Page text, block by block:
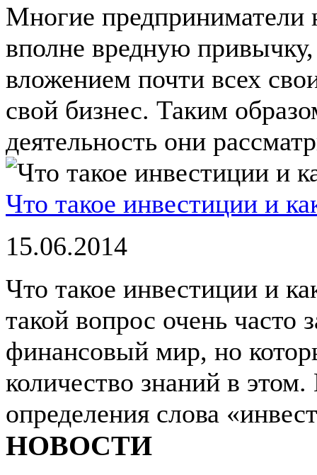
Многие предприниматели
вполне вредную привычку,
вложением почти всех
свой бизнес. Таким
деятельность они
Что такое инвестиции и
15.06.2014
Что такое инвестиции и
такой вопрос очень
финансовый мир, но
количество знаний в
определения слова
НОВОСТИ